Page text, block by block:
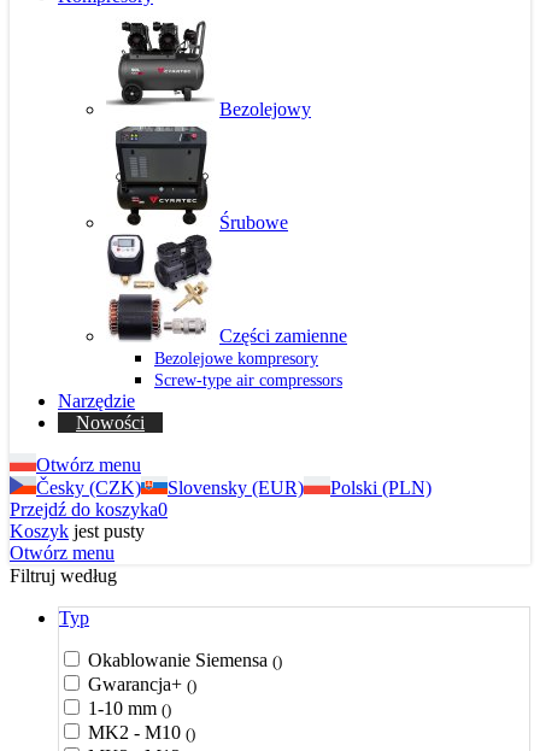
Bezolejowy
Śrubowe
Części zamienne
Bezolejowe kompresory
Screw-type air compressors
Narzędzie
Nowości
Otwórz menu
Česky (CZK)
Slovensky (EUR)
Polski (PLN)
Przejdź do koszyka0
Koszyk jest pusty
Otwórz menu
Filtruj według
Typ
Okablowanie Siemensa ()
Gwarancja+ ()
1-10 mm ()
MK2 - M10 ()